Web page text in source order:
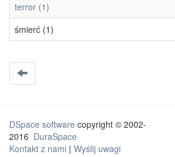
terror (1)
śmierć (1)
DSpace software copyright © 2002-
2016 DuraSpace
Kontakt z nami | Wyślij uwagi